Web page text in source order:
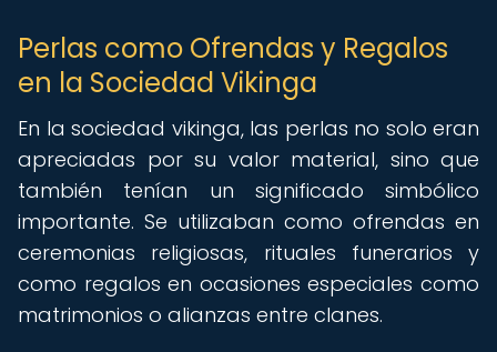
Perlas como Ofrendas y Regalos
en la Sociedad Vikinga
En la sociedad vikinga, las perlas no solo eran
apreciadas por su valor material, sino que
también tenían un significado simbólico
importante. Se utilizaban como ofrendas en
ceremonias religiosas, rituales funerarios y
como regalos en ocasiones especiales como
matrimonios o alianzas entre clanes.